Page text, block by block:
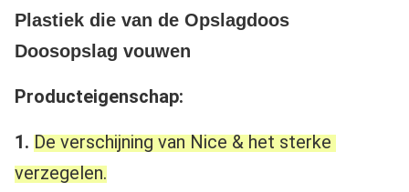
Plastiek die van de Opslagdoos
Doosopslag vouwen
Producteigenschap:
1. De verschijning van Nice & het sterke
verzegelen.